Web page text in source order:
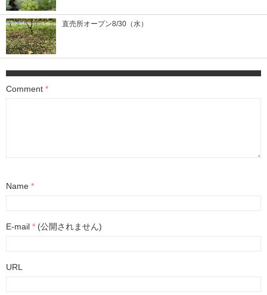
直売所オープン8/30（水）
Comment *
Name *
E-mail * (公開されません)
URL